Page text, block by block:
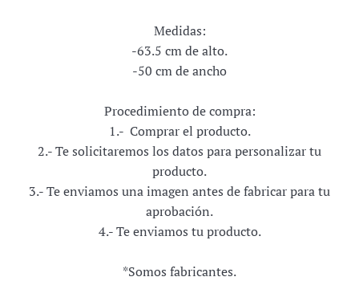
Medidas:
-63.5 cm de alto.
-50 cm de ancho
Procedimiento de compra:
1.- Comprar el producto.
2.- Te solicitaremos los datos para personalizar tu
producto.
3.- Te enviamos una imagen antes de fabricar para tu
aprobación.
4.- Te enviamos tu producto.
*Somos fabricantes.